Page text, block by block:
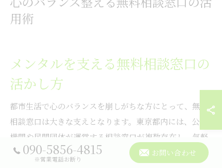
心のバランス整える無料相談窓口の活
用術
メンタルを支える無料相談窓口の
活かし方
都市生活で心のバランスを崩しがちな方にとって、無料
相談窓口は大きな支えとなります。東京都内には、公的
機関や民間団体が運営する相談窓口が複数存在し、気軽
に悩みを打ち明けることが可能です。特に「メンタルが
090-5856-4815
※営業電話お断り
お問い合わせ